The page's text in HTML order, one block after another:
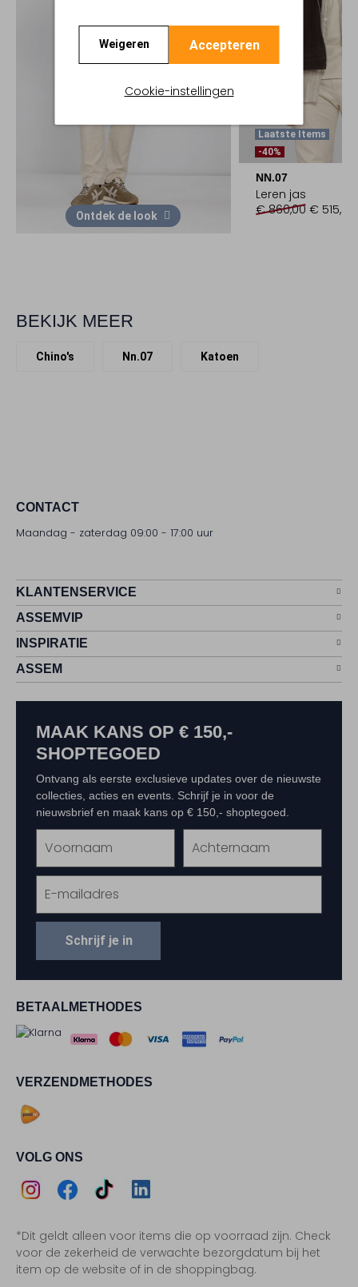
Weigeren Accepteren
Cookie-instellingen
Ontdek de look
Laatste Items
-40%
NN.07
Leren jas
€ 860,00 € 515,99
BEKIJK MEER
Chino's Nn.07 Katoen
CONTACT
Maandag - zaterdag 09:00 - 17:00 uur
KLANTENSERVICE
ASSEMVIP
INSPIRATIE
ASSEM
BETAALMETHODES
VERZENDMETHODES
VOLG ONS
Instagram
Facebook
TikTokLinkedIn
*Dit geldt alleen voor items die op voorraad zijn. Check
voor de zekerheid de verwachte bezorgdatum bij het
item op de website of in de shoppingbag.
MAAK KANS OP € 150,-
SHOPTEGOED
Ontvang als eerste exclusieve updates over de nieuwste
collecties, acties en events. Schrijf je in voor de
nieuwsbrief en maak kans op € 150,- shoptegoed.
Schrijf je in